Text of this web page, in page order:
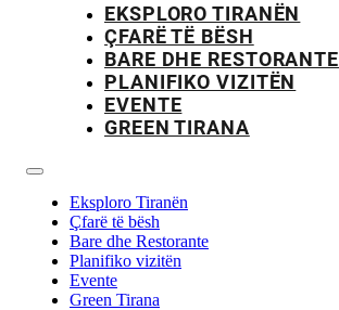
EKSPLORO TIRANËN
ÇFARË TË BËSH
BARE DHE RESTORANTE
PLANIFIKO VIZITËN
EVENTE
GREEN TIRANA
Eksploro Tiranën
Çfarë të bësh
Bare dhe Restorante
Planifiko vizitën
Evente
Green Tirana